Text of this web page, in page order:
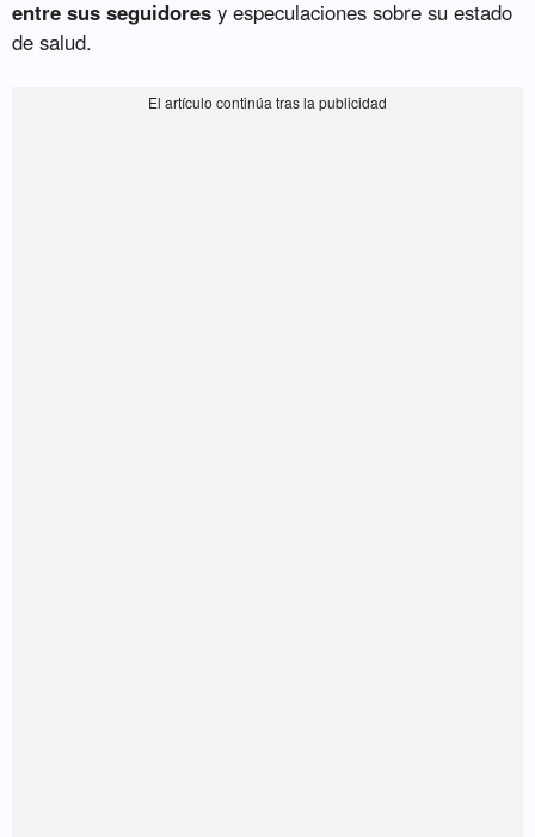
entre sus seguidores y especulaciones sobre su estado
de salud.